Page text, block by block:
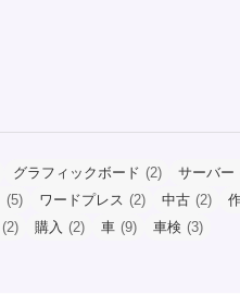
グラフィックボード (2) サーバー
(5) ワードプレス (2) 中古 (2)
(2) 購入 (2) 車 (9) 車検 (3)